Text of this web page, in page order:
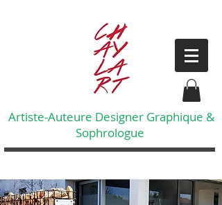
Artiste-Auteure Designer Graphique &
Sophrologue